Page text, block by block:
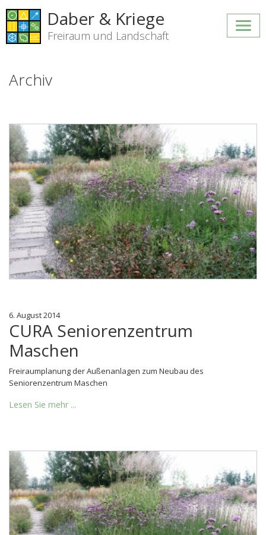
Daber & Kriege
Freiraum und Landschaft
Archiv
6. August 2014
CURA Seniorenzentrum
Maschen
Freiraumplanung der Außenanlagen zum Neubau des
Seniorenzentrum Maschen
Lesen Sie mehr ...